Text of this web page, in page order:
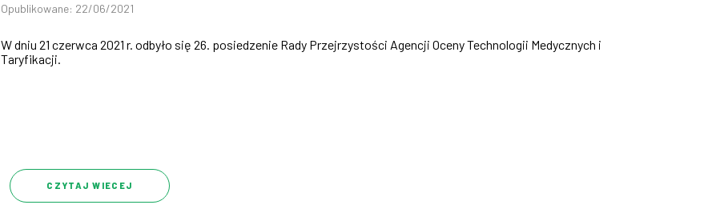
Opublikowane: 22/06/2021
W dniu 21 czerwca 2021 r. odbyło się 26. posiedzenie Rady Przejrzystości Agencji Oceny Technologii Medycznych i
Taryfikacji.
CZYTAJ WIECEJ